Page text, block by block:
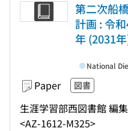
第二次船
計画 : 令
年 (2031
Paper 図書
生涯学習部西図書館 編集
<AZ-1612-M325>
National